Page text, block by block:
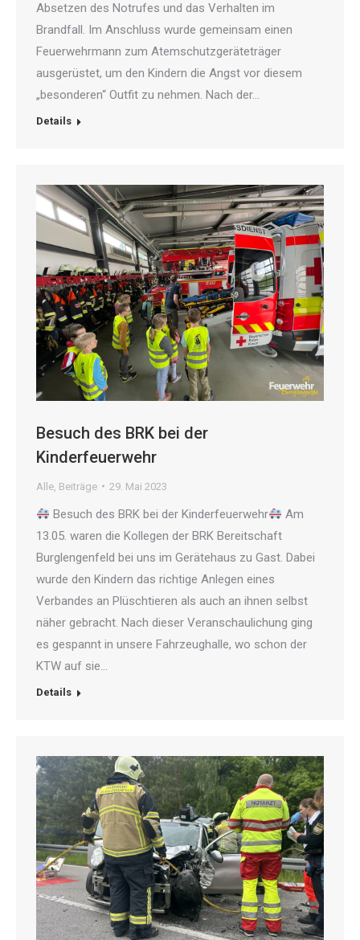
Absetzen des Notrufes und das Verhalten im
Brandfall. Im Anschluss wurde gemeinsam einen
Feuerwehrmann zum Atemschutzgeräteträger
ausgerüstet, um den Kindern die Angst vor diesem
„besonderen“ Outfit zu nehmen. Nach der…
Details
Besuch des BRK bei der
Kinderfeuerwehr
Alle Beiträge 29. Mai 2023
Besuch des BRK bei der Kinderfeuerwehr
Am
13.05. waren die Kollegen der BRK Bereitschaft
Burglengenfeld bei uns im Gerätehaus zu Gast. Dabei
wurde den Kindern das richtige Anlegen eines
Verbandes an Plüschtieren als auch an ihnen selbst
näher gebracht. Nach dieser Veranschaulichung ging
es gespannt in unsere Fahrzeughalle, wo schon der
KTW auf sie…
Details